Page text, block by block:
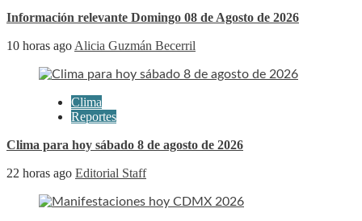
Información relevante Domingo 08 de Agosto de 2026
10 horas ago Alicia Guzmán Becerril
Clima
Reportes
Clima para hoy sábado 8 de agosto de 2026
22 horas ago Editorial Staff